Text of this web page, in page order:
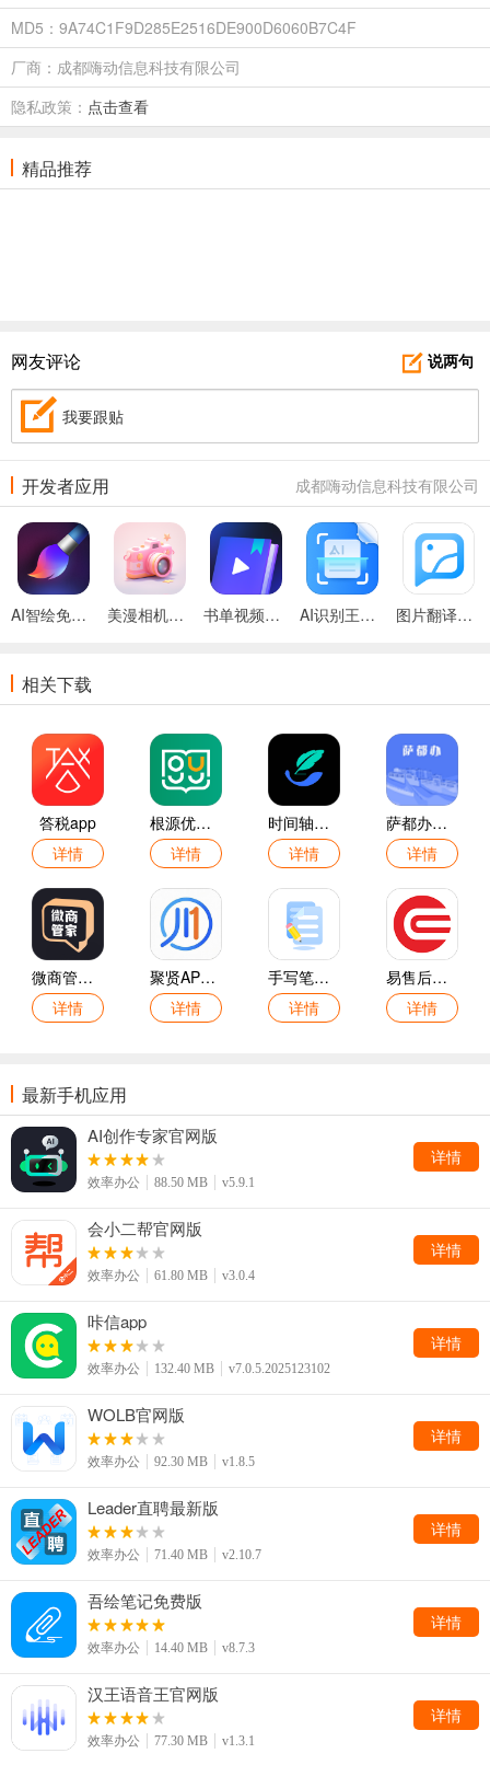
MD5：9A74C1F9D285E2516DE900D6060B7C4F
厂商：成都嗨动信息科技有限公司
隐私政策： 点击查看
精品推荐
说两句
网友评论
我要跟贴
成都嗨动信息科技有限公司
开发者应用
AI智绘免费版 美漫相机官网版 书单视频王官方版 AI识别王免费版 图片翻译器免费版
相关下载
答税app
详情
根源优课官网版
详情
时间轴记事本免费版
详情
萨都办官方版
详情
微商管家官方版
详情
聚贤APP手机版
详情
手写笔记软件官方版
详情
易售后官网版
详情
最新手机应用
AI创作专家官网版
效率办公 88.50 MB v5.9.1
详情
会小二帮官网版
效率办公 61.80 MB v3.0.4
详情
咔信app
效率办公 132.40 MB v7.0.5.2025123102
详情
WOLB官网版
效率办公 92.30 MB v1.8.5
详情
Leader直聘最新版
效率办公 71.40 MB v2.10.7
详情
吾绘笔记免费版
效率办公 14.40 MB v8.7.3
详情
汉王语音王官网版
效率办公 77.30 MB v1.3.1
详情